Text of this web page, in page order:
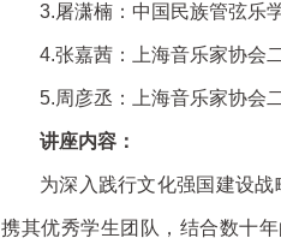
3.屠潇楠：中国民族管弦乐
4.张嘉茜：上海音乐家协会
5.周彦丞：上海音乐家协会
讲座内容：
为深入践行文化强国建设
携其优秀学生团队，结合数十